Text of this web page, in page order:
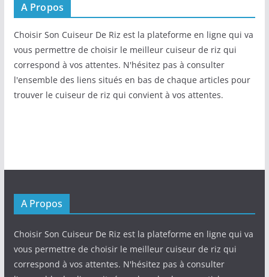
A Propos
Choisir Son Cuiseur De Riz est la plateforme en ligne qui va
vous permettre de choisir le meilleur cuiseur de riz qui
correspond à vos attentes. N'hésitez pas à consulter
l'ensemble des liens situés en bas de chaque articles pour
trouver le cuiseur de riz qui convient à vos attentes.
A Propos
Choisir Son Cuiseur De Riz est la plateforme en ligne qui va
vous permettre de choisir le meilleur cuiseur de riz qui
correspond à vos attentes. N'hésitez pas à consulter